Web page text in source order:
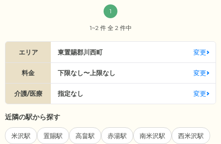
1
1~2 件 全 2 件中
エリア 東置賜郡川西町 変更
料金 下限なし〜上限なし 変更
介護/医療 指定なし 変更
近隣の駅から探す
米沢駅 置賜駅 高畠駅 赤湯駅 南米沢駅 西米沢駅